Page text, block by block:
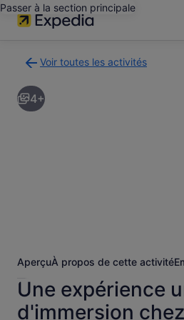
Passer à la section principale
Voir toutes les activités
à
la
page
4+
AperçuÀ propos de cette activité
Une expérience
d'immersion